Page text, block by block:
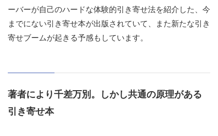
ーバーが自己のハードな体験的引き寄せ法を紹介した、今
までにない引き寄せ本が出版されていて、また新たな引き
寄せブームが起きる予感もしています。
著者により千差万別。しかし共通の原理がある
引き寄せ本